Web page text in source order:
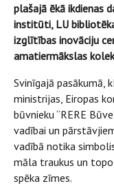
plašajā ēkā ikdienas
institūti, LU
izglītības inovāciju
amatiermākslas
Svinīgajā
ministrijas, Eiropas
būvnieku “RERE
vadībai un
vadībā notika
māla traukus un
spēka zīmes.